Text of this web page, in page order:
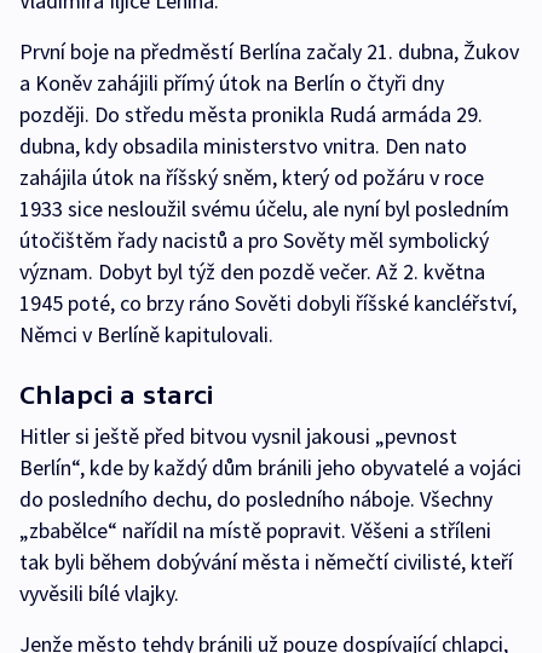
První boje na předměstí Berlína začaly 21. dubna, Žukov
a Koněv zahájili přímý útok na Berlín o čtyři dny
později. Do středu města pronikla Rudá armáda 29.
dubna, kdy obsadila ministerstvo vnitra. Den nato
zahájila útok na říšský sněm, který od požáru v roce
1933 sice nesloužil svému účelu, ale nyní byl posledním
útočištěm řady nacistů a pro Sověty měl symbolický
význam. Dobyt byl týž den pozdě večer. Až 2. května
1945 poté, co brzy ráno Sověti dobyli říšské kancléřství,
Němci v Berlíně kapitulovali.
Chlapci a starci
Hitler si ještě před bitvou vysnil jakousi „pevnost
Berlín“, kde by každý dům bránili jeho obyvatelé a vojáci
do posledního dechu, do posledního náboje. Všechny
„zbabělce“ nařídil na místě popravit. Věšeni a stříleni
tak byli během dobývání města i němečtí civilisté, kteří
vyvěsili bílé vlajky.
Jenže město tehdy bránili už pouze dospívající chlapci,